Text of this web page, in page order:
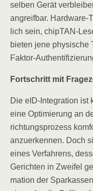
sel­ben Gerät
angreif­bar. Hard­ware-
lich sein, chip­TAN-
bie­ten jene phy­si­sche
Fak­tor-
Fort­schritt mit
Die eID-Inte­gra­ti­on ist
eine Opti­mie­rung an
rich­tungs­pro­zess
anzu­er­ken­nen. Doch
eines Ver­fah­rens,
Gerich­ten in Zwei­fel
ma­ti­on der